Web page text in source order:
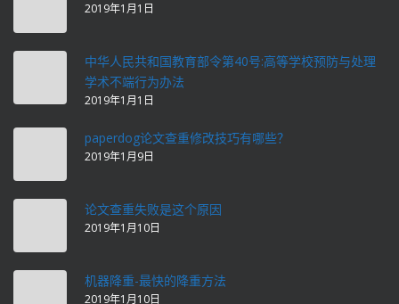
2019年1月1日
中华人民共和国教育部令第40号:高等学校预防与处理
学术不端行为办法
2019年1月1日
paperdog论文查重修改技巧有哪些？
2019年1月9日
论文查重失败是这个原因
2019年1月10日
机器降重-最快的降重方法
2019年1月10日